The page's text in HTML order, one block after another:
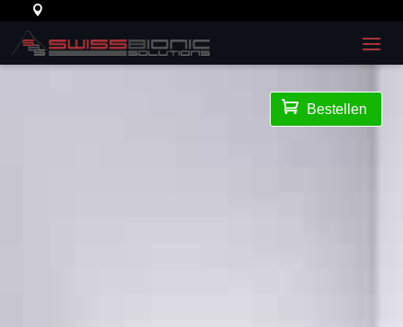
 Bestellen